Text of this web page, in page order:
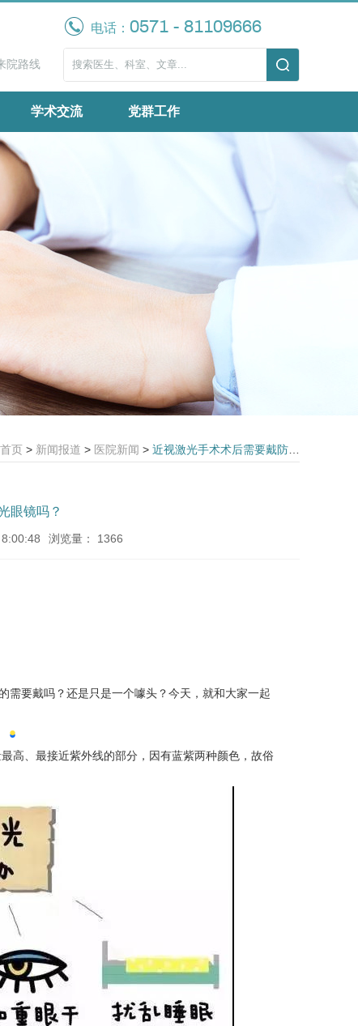
电话： 0571 - 81109666
院路线
学术交流 党群工作
首页> 新闻报道 > 医院新闻 > 近视激光手术术后需要戴防蓝光眼镜吗？
眼镜吗？
浏览量： 1366
需要戴吗？还是只是一个噱头？今天，就和大家一起
●
高、最接近紫外线的部分，因有蓝紫两种颜色，故俗